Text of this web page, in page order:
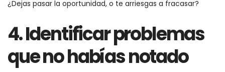
¿Dejas pasar la oportunidad, o te arriesgas a fracasar?
4. Identificar problemas
que no habías notado